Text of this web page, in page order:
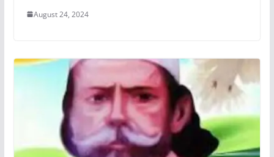
August 24, 2024